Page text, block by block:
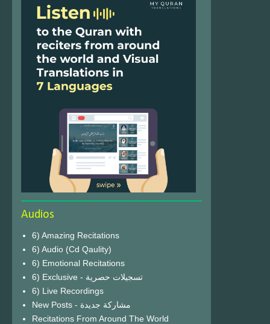
Audios
6) Amazing Recitations
6) Audio (Cd Qaulity)
6) Emotional Recitations
6) Exclusive - تسجيلات حصرية
6) Live Recordings
New Posts - مشاركة جديدة
Recitations From Around The World